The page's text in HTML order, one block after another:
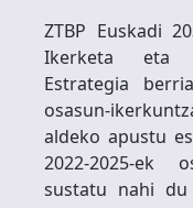
ZTBP Euskadi
Ikerketa eta
Estrategia
osasun-
aldeko apustu
2022-2025-ek
sustatu nahi du